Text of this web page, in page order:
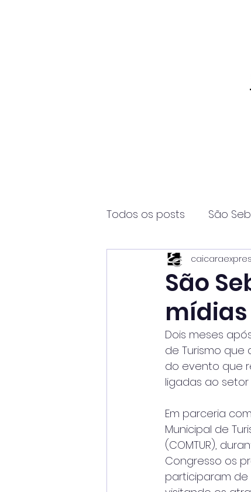
Todos os posts São
Página2 Itanhaém
São
Dois meses
de Turismo
do evento que
ligadas ao
Em parceria
Municipal de
(COMTUR),
Congresso os
participaram de